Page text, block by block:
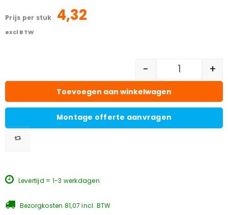
prijs per stuk 4,32
excl BTW
- +
Toevoegen aan winkelwagen
Montage offerte aanvragen
Levertijd = 1-3 werkdagen
Bezorgkosten 81,07 incl. BTW